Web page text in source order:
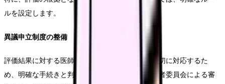
ルを設定します。
異議申立制度の整備
評価結果に対する医師からの適切な申し立てに適切に対応するた
め、明確な手続きと判断基準を設定します。第三者委員会による審